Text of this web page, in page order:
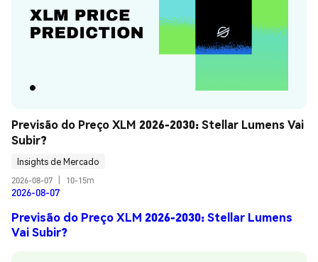
Previsão do Preço XLM 2026-2030: Stellar Lumens Vai
Subir?
Insights de Mercado
2026-08-07
10-15m
2026-08-07
Previsão do Preço XLM 2026-2030: Stellar Lumens
Vai Subir?